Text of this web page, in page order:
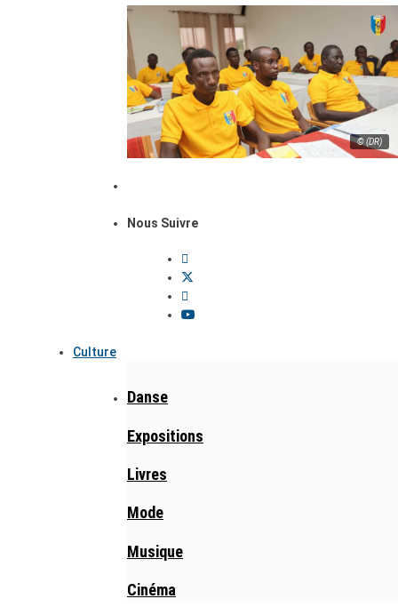
© (DR)
Nous Suivre
Culture
Danse
Expositions
Livres
Mode
Musique
Cinéma